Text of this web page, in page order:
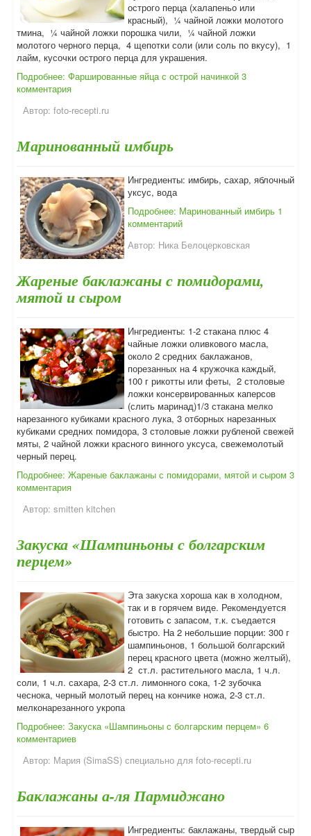
острого перца (халапеньо или
красный), ¼ чайной ложки молотого
тмина, ¼ чайной ложки порошка чили, ¼ чайной ложки
молотого черного перца, 4 щепотки соли (или соль по вкусу), 1
лайм, кусочки острого перца для украшения.
Подробнее: Фаршированные яйца с острой начинкой 3
комментария
Автор: foto-recepti.ru
Маринованный имбирь
Ингредиенты: имбирь, сахар, яблочный
уксус, вода
Подробнее: Маринованный имбирь 1
комментарий
Автор: Ника Белоцерковская
Жареные баклажаны с помидорами,
мятой и сыром
Ингредиенты: 1-2 стакана плюс 4
чайные ложки оливкового масла,
около 2 средних баклажанов,
порезанных на 4 кружочка каждый,
100 г рикотты или феты, 2 столовые
ложки консервированных каперсов
(слить маринад)1/3 стакана мелко
нарезанного кубиками красного лука, 3 отборных нарезанных
кубиками средних помидора, 3 столовые ложки рубленой свежей
мяты, 2 чайной ложки красного винного уксуса, свежемолотый
черный перец.
Подробнее: Жареные баклажаны с помидорами, мятой и сыром 3
комментария
Автор: smitten kitchen
Закуска «Шампиньоны с болгарским
перцем»
Эта закуска хороша как в холодном,
так и в горячем виде. Рекомендуется
готовить с запасом, т.к. съедается
быстро. На 2 небольшие порции: 300 г
шампиньонов, 1 большой болгарский
перец красного цвета (можно желтый),
2 ст.л. растительного масла, 1 ч.л.
соли, 1 ч.л. сахара, 2-3 ст.л. лимонного сока, 1-2 зубочка
чеснока, черный молотый перец на кончике ножа, 2-3 ст.л.
мелконарезанного укропа
Подробнее: Закуска «Шампиньоны с болгарским перцем» 6
комментариев
Автор: Мария (SimaSS) специально для foto-recepti.ru
Баклажаны а-ля Пармиджано
Ингредиенты: баклажаны, твердый сыр